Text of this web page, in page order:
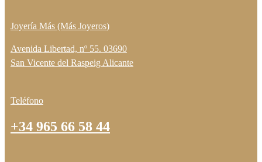
Joyería Más (Más Joyeros)
Avenida Libertad, nº 55. 03690
San Vicente del Raspeig Alicante
Teléfono
+34 965 66 58 44